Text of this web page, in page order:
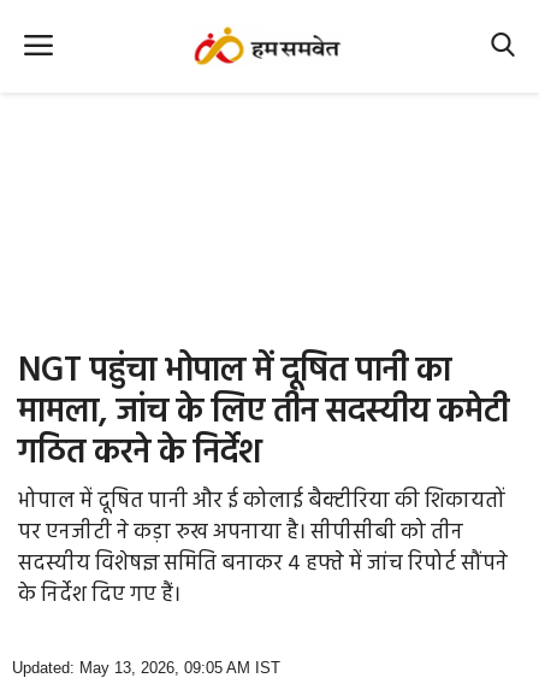
Office Office
Political Gossips
Farm & Food
Opinion
Photo Gallery
NGT पहुंचा भोपाल में दूषित पानी का
मामला, जांच के लिए तीन सदस्यीय कमेटी
गठित करने के निर्देश
भोपाल में दूषित पानी और ई कोलाई बैक्टीरिया की शिकायतों
पर एनजीटी ने कड़ा रुख अपनाया है। सीपीसीबी को तीन
सदस्यीय विशेषज्ञ समिति बनाकर 4 हफ्ते में जांच रिपोर्ट सौंपने
के निर्देश दिए गए हैं।
Updated: May 13, 2026, 09:05 AM IST